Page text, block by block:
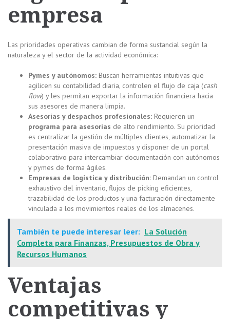
empresa
Las prioridades operativas cambian de forma sustancial según la
naturaleza y el sector de la actividad económica:
Pymes y autónomos: Buscan herramientas intuitivas que
agilicen su contabilidad diaria, controlen el flujo de caja (cash
flow) y les permitan exportar la información financiera hacia
sus asesores de manera limpia.
Asesorías y despachos profesionales: Requieren un
programa para asesorías de alto rendimiento. Su prioridad
es centralizar la gestión de múltiples clientes, automatizar la
presentación masiva de impuestos y disponer de un portal
colaborativo para intercambiar documentación con autónomos
y pymes de forma ágiles.
Empresas de logística y distribución: Demandan un control
exhaustivo del inventario, flujos de picking eficientes,
trazabilidad de los productos y una facturación directamente
vinculada a los movimientos reales de los almacenes.
También te puede interesar leer: La Solución
Completa para Finanzas, Presupuestos de Obra y
Recursos Humanos
Ventajas
competitivas y